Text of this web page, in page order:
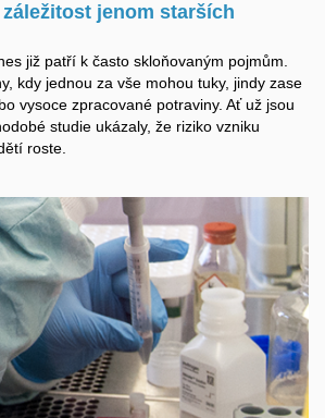
jenom starších
již patří k často skloňovaným pojmům.
kdy jednou za vše mohou tuky, jindy zase
vysoce zpracované potraviny. Ať už jsou
studie ukázaly, že riziko vzniku
roste.